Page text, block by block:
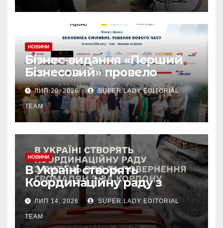
НОВИНИ
Бізнес-видання «Перший
Бізнесовий» провело
бізнес-бранч «Економіка
сміливих. Рішення нового
часу», який об’єднав
лідерів українського
бізнесу
ЛИП 20, 2026 SUPER LADY EDITORIAL
TEAM
НОВИНИ
В Україні створять
Координаційну раду з
питань ВПО та
добровільного повернення
громадян з-за кордону.
ЛИП 14, 2026 SUPER LADY EDITORIAL
TEAM